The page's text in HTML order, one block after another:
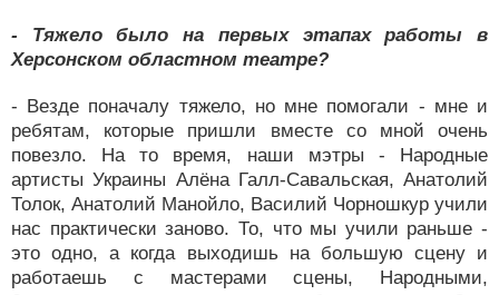
- Тяжело было на первых этапах работы в
Херсонском областном театре?
- Везде поначалу тяжело, но мне помогали - мне и
ребятам, которые пришли вместе со мной очень
повезло. На то время, наши мэтры - Народные
артисты Украины Алёна Галл-Савальская, Анатолий
Толок, Анатолий Манойло, Василий Чорношкур учили
нас практически заново. То, что мы учили раньше -
это одно, а когда выходишь на большую сцену и
работаешь с мастерами сцены, Народными,